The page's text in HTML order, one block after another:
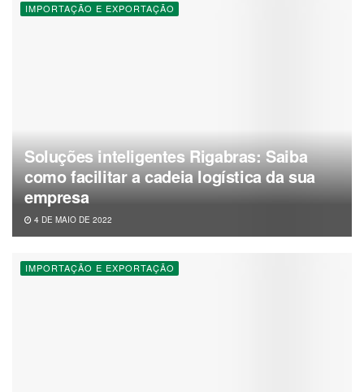
IMPORTAÇÃO E EXPORTAÇÃO
Soluções inteligentes Rigabras: Saiba
como facilitar a cadeia logística da sua
empresa
4 DE MAIO DE 2022
IMPORTAÇÃO E EXPORTAÇÃO